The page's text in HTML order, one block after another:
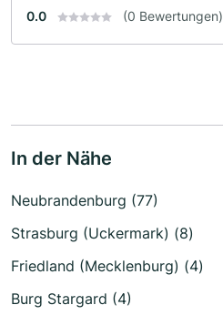
0.0 (0 Bewertungen)
In der Nähe
Neubrandenburg (77)
Strasburg (Uckermark) (8)
Friedland (Mecklenburg) (4)
Burg Stargard (4)